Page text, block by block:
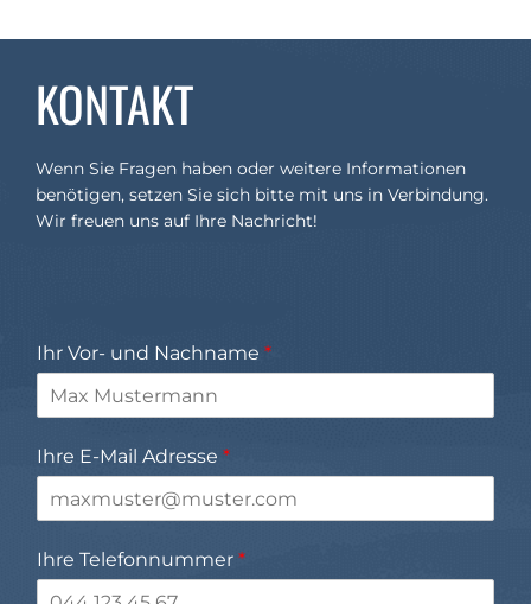
KONTAKT
Wenn Sie Fragen haben oder weitere Informationen
benötigen, setzen Sie sich bitte mit uns in Verbindung.
Wir freuen uns auf Ihre Nachricht!
Ihr Vor- und Nachname *
Ihre E-Mail Adresse *
Ihre Telefonnummer *